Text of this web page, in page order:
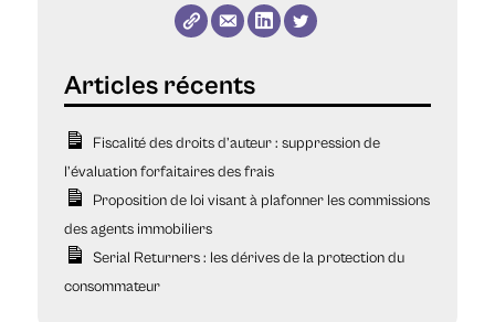
Fiscalité des droits d’auteur : suppression de
l’évaluation forfaitaires des frais
Proposition de loi visant à plafonner les commissions
des agents immobiliers
Serial Returners : les dérives de la protection du
consommateur